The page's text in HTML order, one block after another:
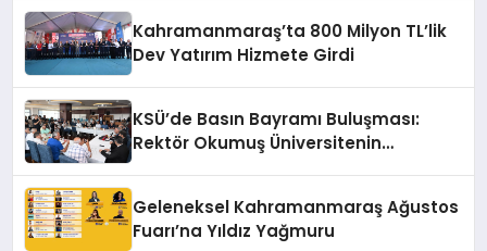
Kahramanmaraş’ta 800 Milyon TL’lik
Dev Yatırım Hizmete Girdi
KSÜ’de Basın Bayramı Buluşması:
Rektör Okumuş Üniversitenin
Geleneksel Kahramanmaraş Ağustos
Fuarı’na Yıldız Yağmuru